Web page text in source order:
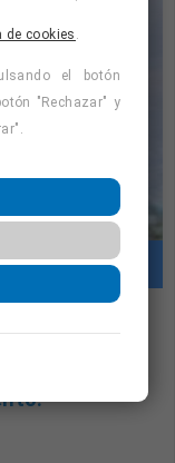
gran
empresas
disponible.
"
de cookies .
el botón
"Rechazar" y